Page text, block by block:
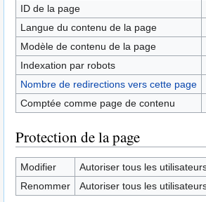
ID de la page
Langue du contenu de la page
Modèle de contenu de la page
Indexation par robots
Nombre de redirections vers cette page
Comptée comme page de contenu
Protection de la page
Modifier
Autoriser tous les
Renommer
Autoriser tous les